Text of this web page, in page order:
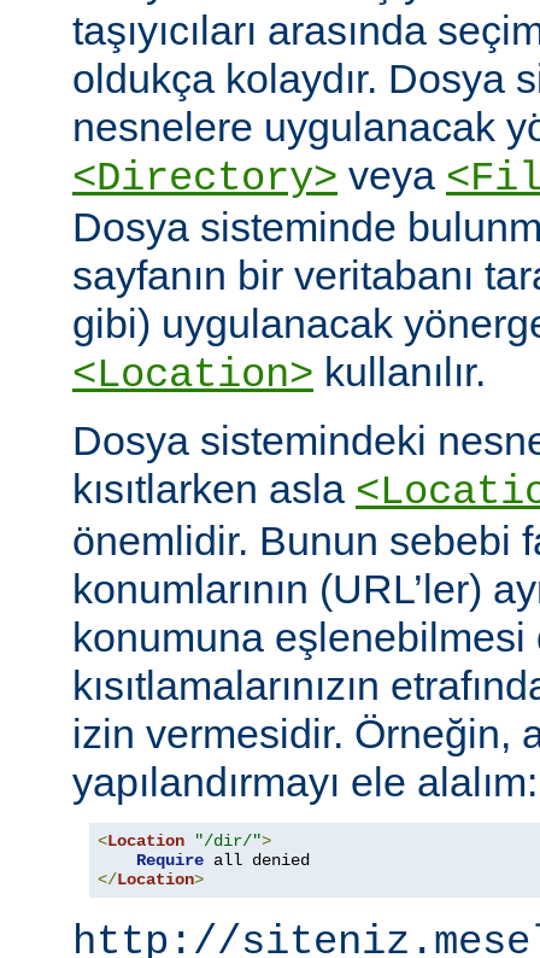
taşıyıcıları arasında
oldukça kolaydır. Dosya
nesnelere uygulanacak
<Directory> veya
Dosya sisteminde
sayfanın bir veritabanı
gibi) uygulanacak
<Location> kullanılır.
Dosya sistemindeki
kısıtlarken asla
önemlidir. Bunun sebebi
konumlarının (URL’ler)
konumuna eşlenebilmesi
kısıtlamalarınızın
izin vermesidir. Örneğin,
yapılandırmayı ele alalım:
<Location "/dir/">
Require
</Location>
http://